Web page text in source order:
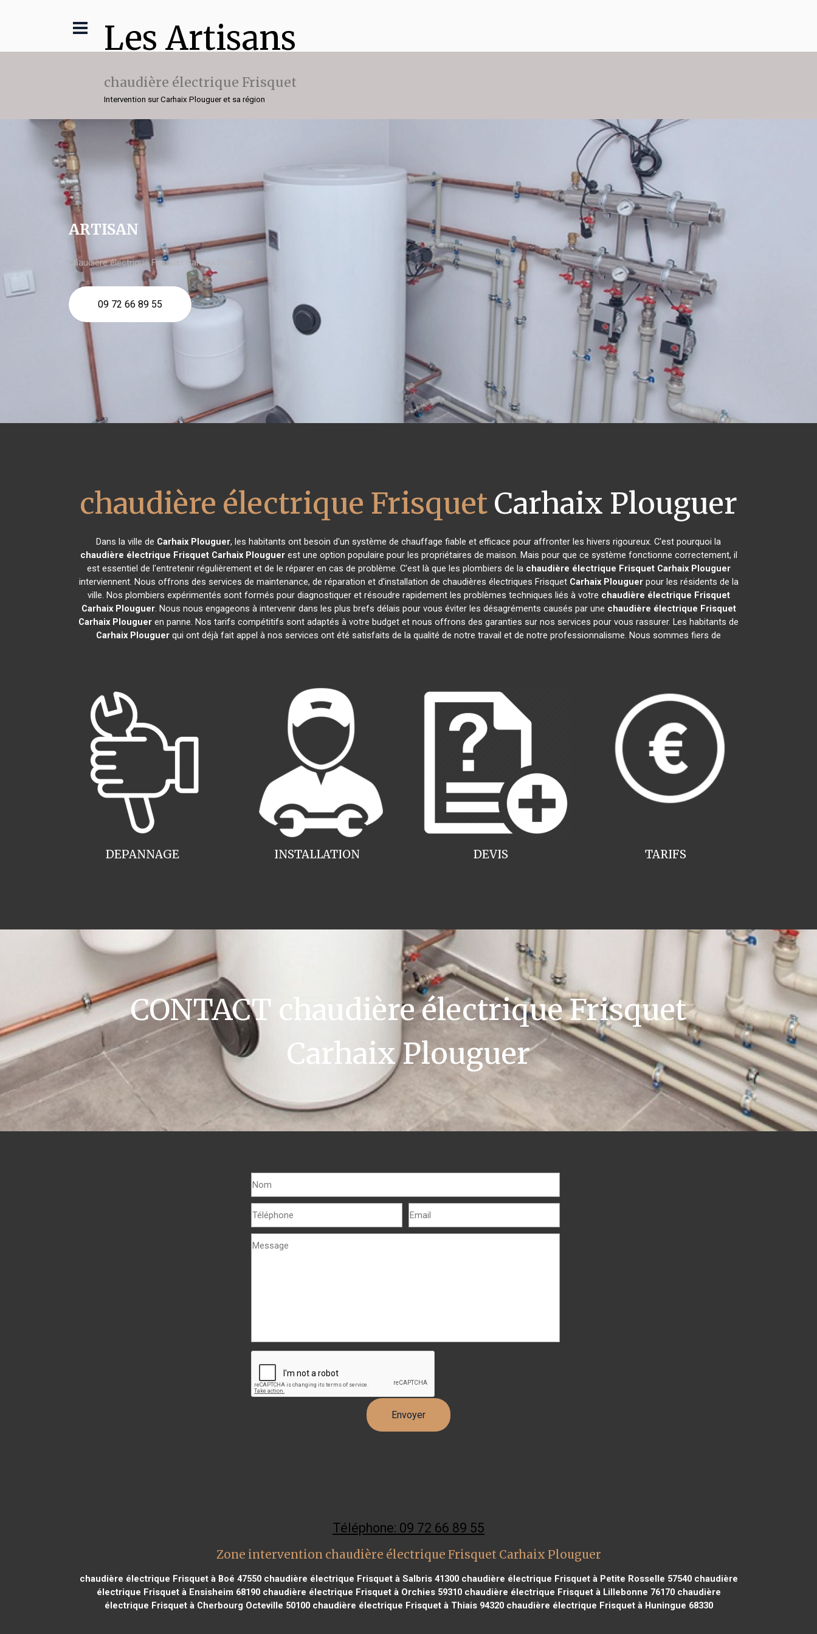
Les Artisans
chaudière électrique Frisquet
Intervention sur Carhaix Plouguer et sa région
ARTISAN
chaudière électrique Frisquet Carhaix Plouguer
09 72 66 89 55
chaudière électrique Frisquet Carhaix Plouguer
Dans la ville de Carhaix Plouguer, les habitants ont besoin d'un système de chauffage fiable et efficace pour affronter les hivers rigoureux. C'est pourquoi la
chaudière électrique Frisquet Carhaix Plouguerest une option populaire pour les propriétaires de maison. Mais pour que ce système fonctionne correctement, il
est essentiel de l'entretenir régulièrement et de le réparer en cas de problème. C'est là que les plombiers de la chaudière électrique Frisquet Carhaix Plouguer
interviennent. Nous offrons des services de maintenance, de réparation et d'installation de chaudières électriques Frisquet Carhaix Plouguerpour les résidents de la
ville. Nos plombiers expérimentés sont formés pour diagnostiquer et résoudre rapidement les problèmes techniques liés à votre chaudière électrique Frisquet
Carhaix Plouguer. Nous nous engageons à intervenir dans les plus brefs délais pour vous éviter les désagréments causés par une chaudière électrique Frisquet
Carhaix Plouguer en panne. Nos tarifs compétitifs sont adaptés à votre budget et nous offrons des garanties sur nos services pour vous rassurer. Les habitants de
Carhaix Plouguer qui ont déjà fait appel à nos services ont été satisfaits de la qualité de notre travail et de notre professionnalisme. Nous sommes fiers de
INSTALLATION
DEPANNAGE TARIFS
DEVIS
CONTACT chaudière électrique Frisquet
Carhaix Plouguer
Téléphone: 09 72 66 89 55
Zone intervention chaudière électrique Frisquet Carhaix Plouguer
chaudière électrique Frisquet à Boé 47550chaudière électrique Frisquet à Salbris 41300chaudière électrique Frisquet à Petite Rosselle 57540chaudière
électrique Frisquet à Ensisheim 68190chaudière électrique Frisquet à Orchies 59310chaudière électrique Frisquet à Lillebonne 76170chaudière
électrique Frisquet à Cherbourg Octeville 50100chaudière électrique Frisquet à Thiais 94320chaudière électrique Frisquet à Huningue 68330